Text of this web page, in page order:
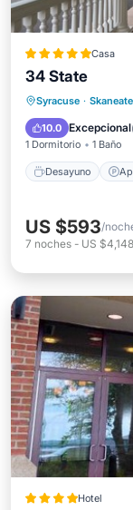
Casa
34 State
Syracuse ·
10.0 Excepcional(
1 Dormitorio 1 Baño
Desayuno
US $593/
7 noches - US $4,148
Hotel